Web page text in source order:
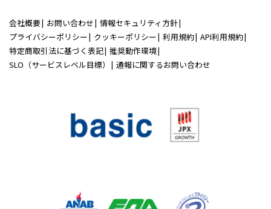
会社概要 お問い合わせ 情報セキュリティ方針
プライバシーポリシー
クッキーポリシー 利用規約 API利用規約
特定商取引法に基づく表記 推奨動作環境
SLO（サービスレベル目標）
通報に関するお問い合わせ